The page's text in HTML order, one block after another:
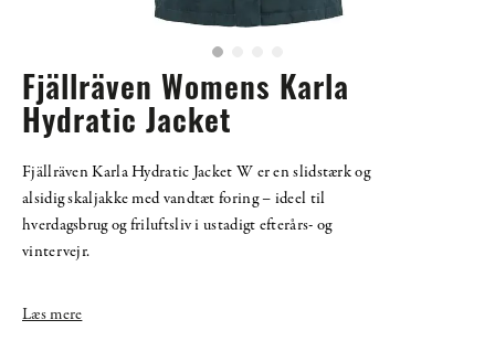
Fjällräven Womens Karla
Hydratic Jacket
Fjällräven Karla Hydratic Jacket W er en slidstærk og
alsidig skaljakke med vandtæt foring – ideel til
hverdagsbrug og friluftsliv i ustadigt efterårs- og
vintervejr.
Læs mere